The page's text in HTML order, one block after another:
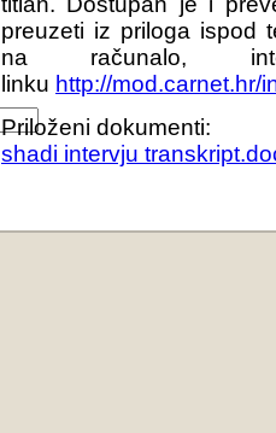
preuzeti iz priloga ispod
na računalo,
linku http://mod.carnet.hr/
Priloženi dokumenti:
shadi intervju